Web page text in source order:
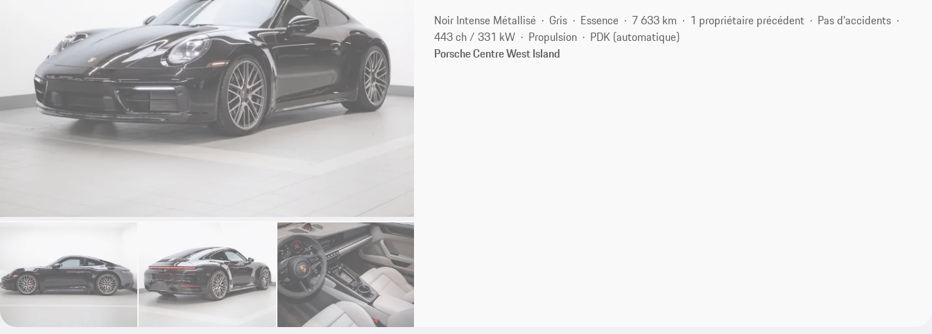
Noir Intense Métallisé Gris Essence 7 633 km 1 propriétaire précédent
Pas d'accidents
443 ch / 331 kW
Propulsion
PDK (automatique)
Porsche Centre West Island